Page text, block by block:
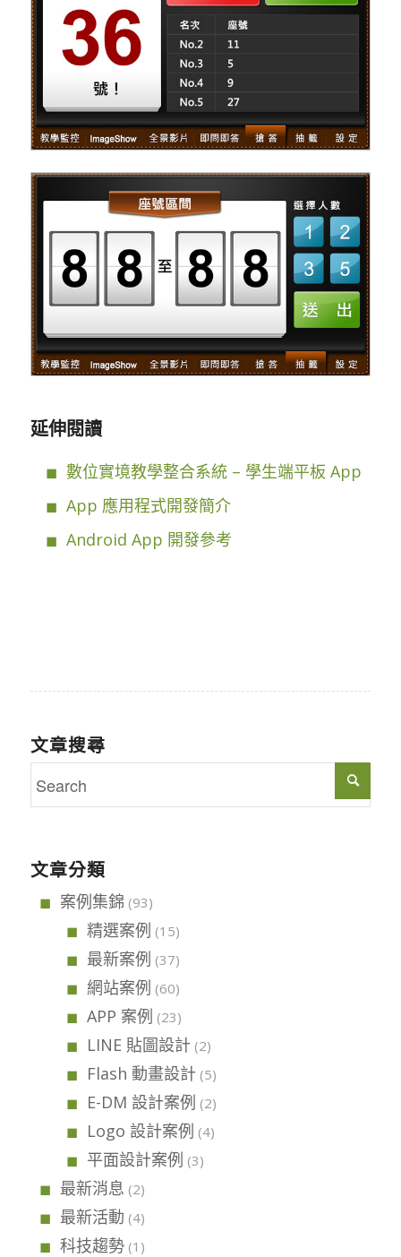
延伸閱讀
數位實境教學整合系統 – 學生端平板 App
App 應用程式開發簡介
Android App 開發參考
文章搜尋
文章分類
案例集錦 (93)
精選案例 (15)
最新案例 (37)
網站案例 (60)
APP 案例 (23)
LINE 貼圖設計(2)
Flash 動畫設計(5)
E-DM 設計案例 (2)
Logo 設計案例 (4)
平面設計案例 (3)
最新消息 (2)
最新活動 (4)
科技趨勢(1)